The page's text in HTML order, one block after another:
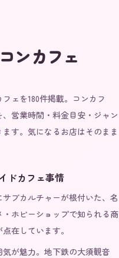
ンカフェ
ェを180件掲載。コンカフ
営業時間・料金目安・ジャン
す。気になるお店はそのまま
ドカフェ事情
ブカルチャーが根付いた、名
ホビーショップで知られる商
在しています。
が魅力。地下鉄の大須観音